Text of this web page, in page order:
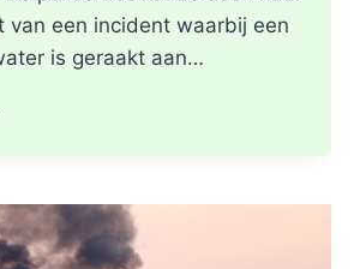
van een incident waarbij een
is geraakt aan…